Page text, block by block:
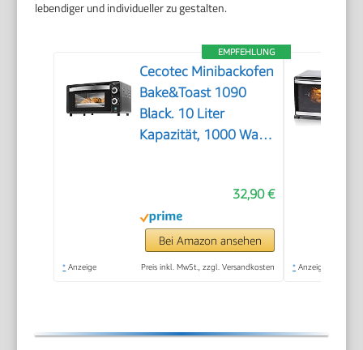
lebendiger und individueller zu gestalten.
EMPFEHLUNG
Cecotec Minibackofen
Bake&Toast 1090
Black. 10 Liter
Kapazität, 1000 Watt
Minuten-Timer,
Doppelglastür und
Quarzheizelemente
32,90 €
Bei Amazon ansehen
* Anzeige Preis inkl. MwSt., zzgl. Versandkosten * Anzeige